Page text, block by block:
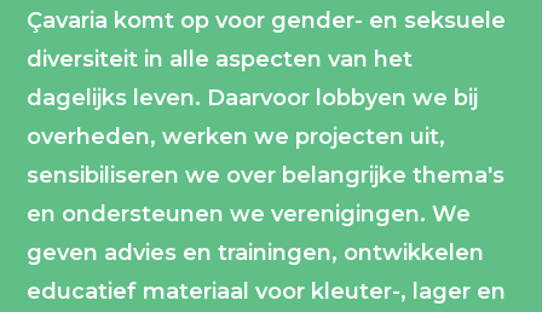
Çavaria komt op voor gender- en seksuele
diversiteit in alle aspecten van het
dagelijks leven. Daarvoor lobbyen we bij
overheden, werken we projecten uit,
sensibiliseren we over belangrijke thema's
en ondersteunen we verenigingen. We
geven advies en trainingen, ontwikkelen
educatief materiaal voor kleuter-, lager en